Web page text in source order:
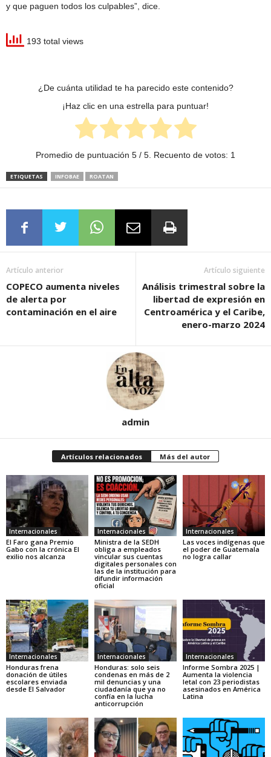
y que paguen todos los culpables”, dice.
193 total views
¿De cuánta utilidad te ha parecido este contenido?
¡Haz clic en una estrella para puntuar!
Promedio de puntuación 5 / 5. Recuento de votos: 1
ETIQUETAS INFOBAE ROATAN
Artículo anterior
COPECO aumenta niveles
de alerta por
contaminación en el aire
Artículo siguiente
Análisis trimestral sobre la
libertad de expresión en
Centroamérica y el Caribe,
enero-marzo 2024
admin
Artículos relacionados Más del autor
Internacionales
El Faro gana Premio
Gabo con la crónica El
exilio nos alcanza
Internacionales
Ministra de la SEDH
obliga a empleados
vincular sus cuentas
digitales personales con
las de la institución para
difundir información
oficial
Internacionales
Las voces indígenas que
el poder de Guatemala
no logra callar
Internacionales
Honduras frena
donación de útiles
escolares enviada
desde El Salvador
Internacionales
Honduras: solo seis
condenas en más de 2
mil denuncias y una
ciudadanía que ya no
confía en la lucha
anticorrupción
Internacionales
Informe Sombra 2025 |
Aumenta la violencia
letal con 23 periodistas
asesinados en América
Latina